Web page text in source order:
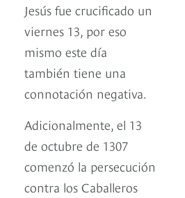
Jesús fue crucificado un
viernes 13, por eso
mismo este día
también tiene una
connotación negativa.
Adicionalmente, el 13
de octubre de 1307
comenzó la persecución
contra los Caballeros